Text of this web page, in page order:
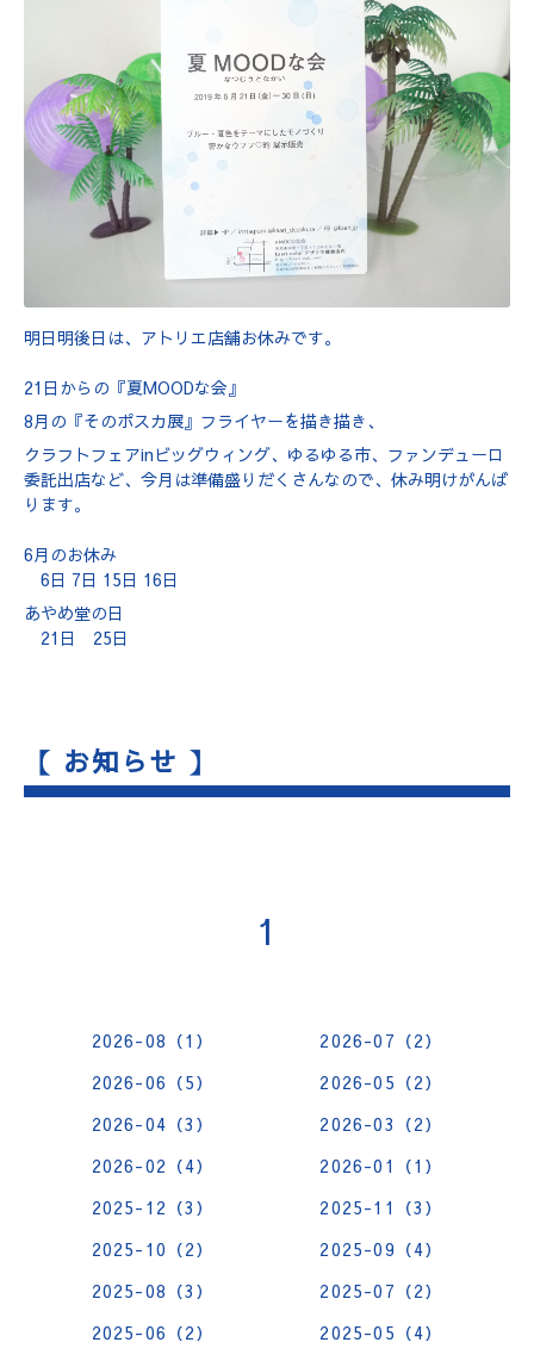
明日明後日は、アトリエ店舗お休みです。
21日からの『夏MOODな会』
8月の『そのポスカ展』フライヤーを描き描き、
クラフトフェアinビッグウィング、ゆるゆる市、ファンデューロ
委託出店など、今月は準備盛りだくさんなので、休み明けがんば
ります。
6月のお休み
6日 7日 15日 16日
あやめ堂の日
21日 25日
【 お知らせ 】
1
2026-08（1）
2026-07（2）
2026-06（5）
2026-05（2）
2026-04（3）
2026-03（2）
2026-02（4）
2026-01（1）
2025-12（3）
2025-11（3）
2025-10（2）
2025-09（4）
2025-08（3）
2025-07（2）
2025-06（2）
2025-05（4）